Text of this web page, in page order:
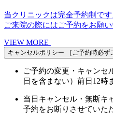
当クリニックは完全予約制です
ご来院の際にはご予約をお願い
VIEW MORE
キャンセルポリシー ［ご予約時必ず
ご予約の変更・キャンセ
日を含まない）前日12時
当日キャンセル・無断キ
予約をお断りさせていた